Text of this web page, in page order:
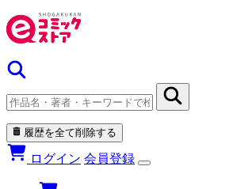
履歴を全て削除する
ログイン 会員登録